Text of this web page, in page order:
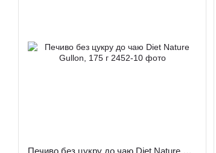
Печиво без цукру до чаю Diet Nature Gullon, 175 г